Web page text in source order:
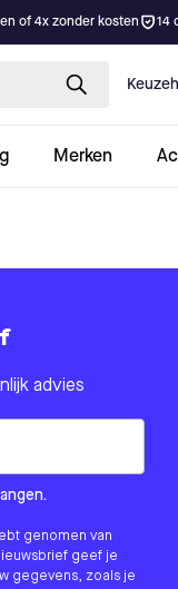
of 4x zonder kosten 14
Merken
advies
genomen van
geef je
gegevens, zoals je